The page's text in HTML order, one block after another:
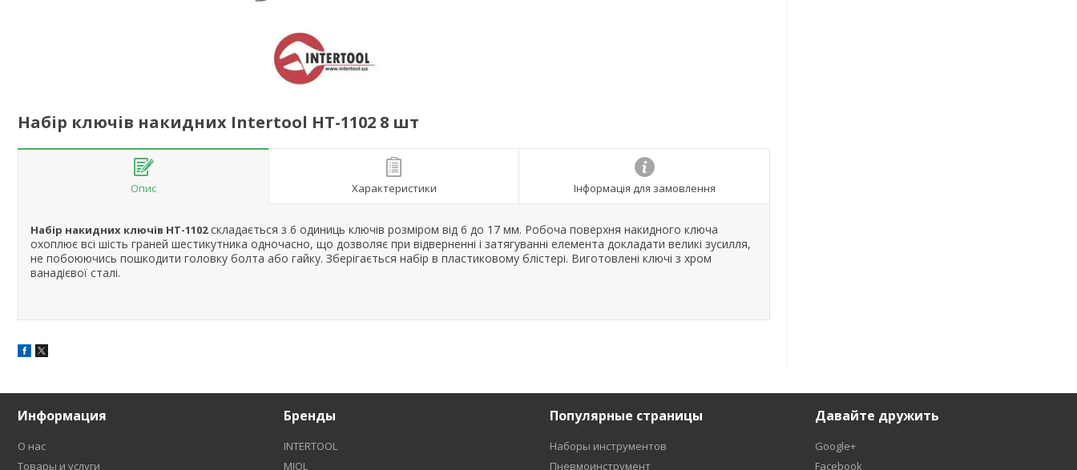
Набір ключів накидних Intertool HT-1102 8 шт
Опис Характеристики Інформація для замовлення
Набір накидних ключів HT-1102складається з 6 одиниць ключів розміром від 6 до 17 мм. Робоча поверхня накидного ключа
охоплює всі шість граней шестикутника одночасно, що дозволяє при відверненні і затягуванні елемента докладати великі зусилля,
не побоюючись пошкодити головку болта або гайку. Зберігається набір в пластиковому блістері. Виготовлені ключі з хром
ванадієвої сталі.
Информация
О нас
Товары и услуги
Бренды
INTERTOOL
MIOL
Популярные страницы
Наборы инструментов
Пневмоинструмент
Давайте дружить
Google+
Facebook